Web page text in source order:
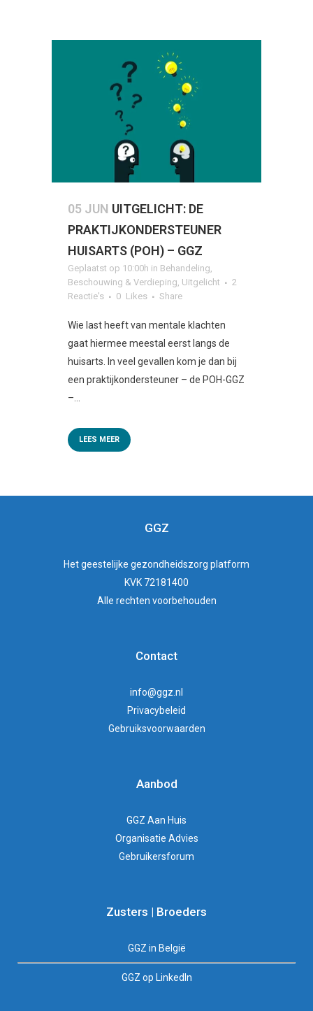
05 JUN UITGELICHT: DE
PRAKTIJKONDERSTEUNER
HUISARTS (POH) – GGZ
Geplaatst op 10:00h in Behandeling,
Beschouwing & Verdieping, Uitgelicht
2
Reactie's
0 Likes Share
Wie last heeft van mentale klachten
gaat hiermee meestal eerst langs de
huisarts. In veel gevallen kom je dan bij
een praktijkondersteuner – de POH-GGZ
–...
LEES MEER
GGZ
Hetgeestelijke gezondheidszorg platform
KVK 72181400
Alle rechten voorbehouden
Contact
info@ggz.nl
Privacybeleid
Gebruiksvoorwaarden
Aanbod
GGZ Aan Huis
Organisatie Advies
Gebruikersforum
Zusters | Broeders
GGZ in België
GGZ op LinkedIn